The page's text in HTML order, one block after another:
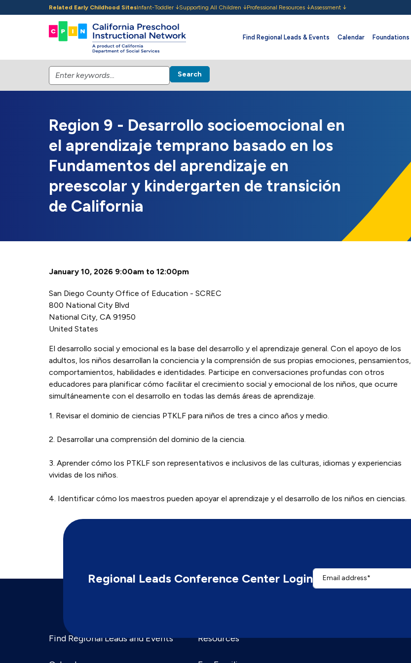
Skip to main contentRelated Early Childhood SitesInfant-Toddler Supporting All Children Professional Resources Assessment
Find Regional Leads & Events Calendar Foundations
Search
Region 9 - Desarrollo socioemocional en
el aprendizaje temprano basado en los
Fundamentos del aprendizaje en
preescolar y kindergarten de transición
de California
January 10, 2026 9:00am to 12:00pm
San Diego County Office of Education - SCREC
800 National City Blvd
National City, CA 91950
United States
El desarrollo social y emocional es la base del desarrollo y el aprendizaje general. Con el apoyo de los
adultos, los niños desarrollan la conciencia y la comprensión de sus propias emociones, pensamientos,
comportamientos, habilidades e identidades. Participe en conversaciones profundas con otros
educadores para planificar cómo facilitar el crecimiento social y emocional de los niños, que ocurre
simultáneamente con el desarrollo en todas las demás áreas de aprendizaje.
1. Revisar el dominio de ciencias PTKLF para niños de tres a cinco años y medio.
2. Desarrollar una comprensión del dominio de la ciencia.
3. Aprender cómo los PTKLF son representativos e inclusivos de las culturas, idiomas y experiencias
vividas de los niños.
4. Identificar cómo los maestros pueden apoyar el aprendizaje y el desarrollo de los niños en ciencias.
Regional Leads Conference Center Login
Email address
Find Regional Leads and Events Resources